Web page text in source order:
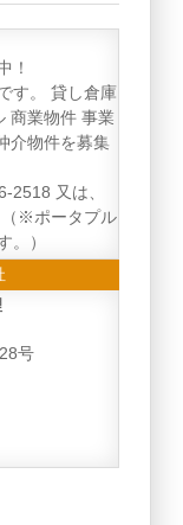
！
す。 貸し倉庫
商業物件 事業
介物件を募集
又は、
（※ポータプル
。）
号